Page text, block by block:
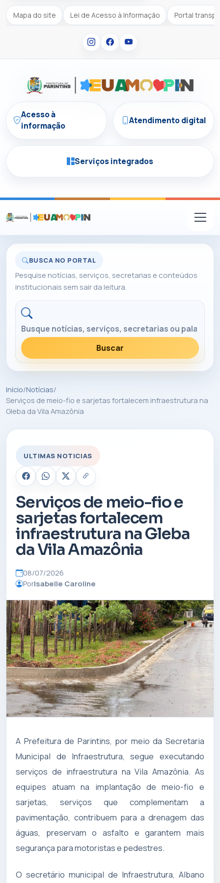
Mapa do site Lei de Acesso à Informação Portal
Acesso à
informação
Atendimento digital
Serviços integrados
BUSCA NO PORTAL
Pesquise notícias, serviços, secretarias e conteúdos
institucionais sem sair da leitura.
Buscar no portal
Buscar
Início/Notícias/
Serviços de meio-fio e sarjetas fortalecem infraestrutura na
Gleba da Vila Amazônia
ULTIMAS NOTICIAS
Serviços de meio-fio e
sarjetas fortalecem
infraestrutura na Gleba
da Vila Amazônia
08/07/2026
PorIsabelle Caroline
A Prefeitura de Parintins, por meio da Secretaria
Municipal de Infraestrutura, segue executando
serviços de infraestrutura na Vila Amazônia. As
equipes atuam na implantação de meio-fio e
sarjetas, serviços que complementam a
pavimentação, contribuem para a drenagem das
águas, preservam o asfalto e garantem mais
segurança para motoristas e pedestres.
O secretário municipal de Infraestrutura, Albano